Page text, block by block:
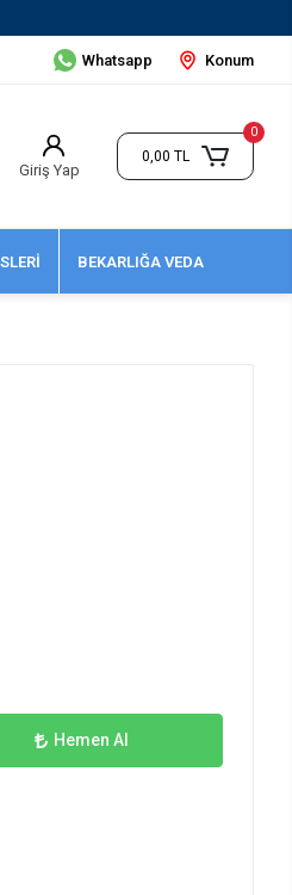
Whatsapp Konum
Giriş Yap
0
0,00 TL
BEKARLIĞA VEDA
Hemen Al